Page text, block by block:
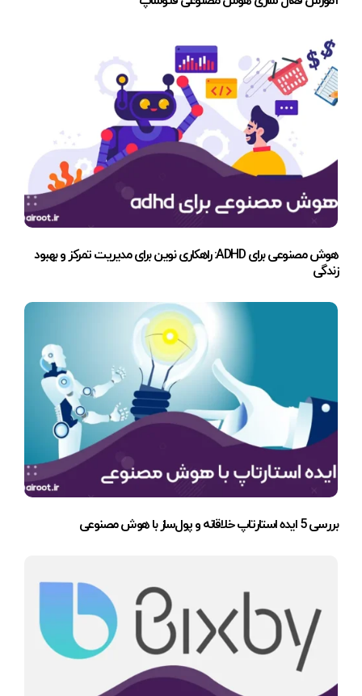
هوش مصنوعی برای ADHD: راهکاری نوین برای مدیریت تمرکز و بهبود
زندگی
بررسی 5 ایده استارتاپ خلاقانه و پول‌ساز با هوش مصنوعی